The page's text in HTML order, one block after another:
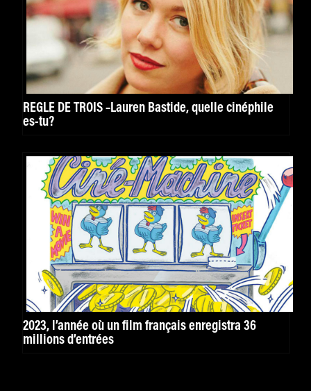
RÈGLE DE TROIS –Lauren Bastide, quelle cinéphile
es-tu?
2023, l’année où un film français enregistra 36
millions d’entrées